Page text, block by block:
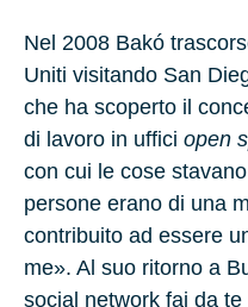
Nel 2008 Bakó
Uniti visitando San
che ha scoperto il
di lavoro in uffici open
con cui le cose
persone erano di una
contribuito ad essere
me». Al suo ritorno a
social network fai da